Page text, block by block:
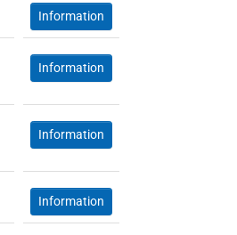
Information
Information
Information
Information